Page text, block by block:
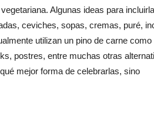
Algunas ideas para
ceviches, sopas, cremas, puré,
utilizan un pino de carne
postres, entre muchas otras
mejor forma de celebrarlas, sino